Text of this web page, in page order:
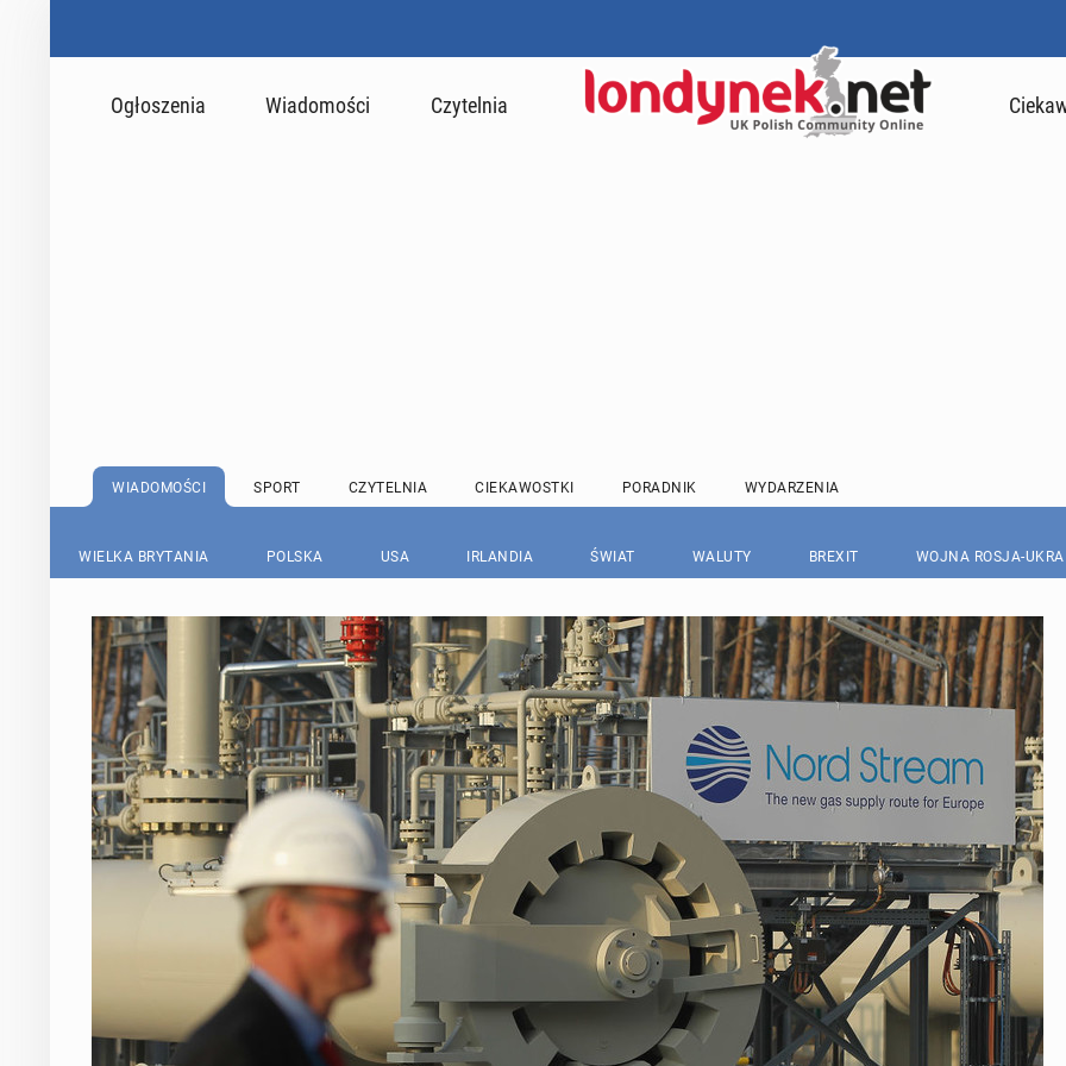
Ogłoszenia Wiadomości Czytelnia
WIADOMOŚCI SPORT CZYTELNIA CIEKAWOSTKI PORADNIK WYDARZENIA
WIELKA BRYTANIA POLSKA USA IRLANDIA ŚWIAT WALUTY BREXIT WOJNA ROSJA-